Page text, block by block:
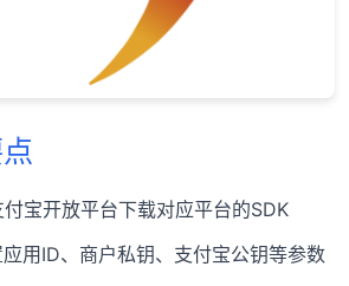
付宝开放平台下载对应平台的SDK
应用ID、商户私钥、支付宝公钥等参数